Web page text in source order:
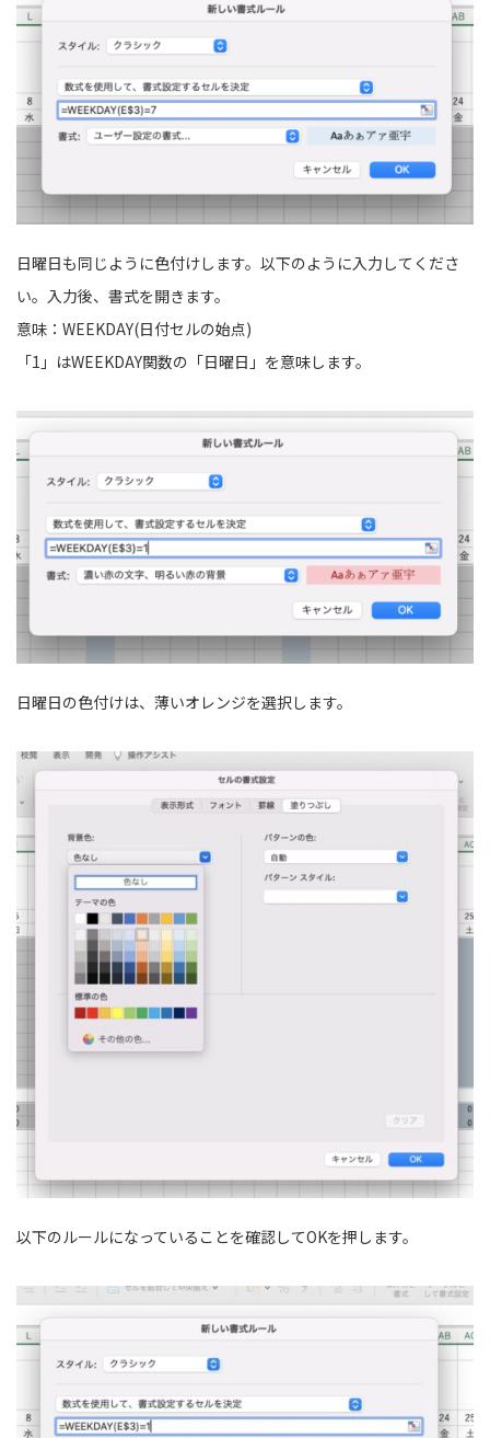
日曜日も同じように色付けします。以下のように入力してくださ
い。入力後、書式を開きます。
意味：WEEKDAY(日付セルの始点)
「1」はWEEKDAY関数の「日曜日」を意味します。
日曜日の色付けは、薄いオレンジを選択します。
以下のルールになっていることを確認してOKを押します。